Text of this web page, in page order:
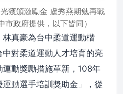
獲頒激勵金 盧秀燕期勉再戰
市政府提供，以下皆同）
真豪為台中柔道運動楷
對柔道運動人才培育的亮
動獎勵措施革新，108年
動選手培訓獎助金」，從